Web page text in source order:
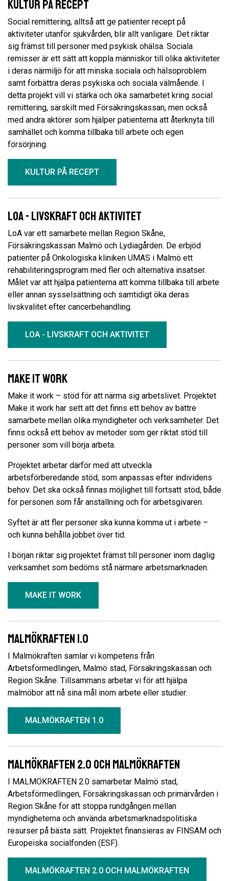
Kultur på recept
Social remittering, alltså att ge patienter recept på
aktiviteter utanför sjukvården, blir allt vanligare. Det riktar
sig främst till personer med psykisk ohälsa. Sociala
remisser är ett sätt att koppla människor till olika aktiviteter
i deras närmiljö för att minska sociala och hälsoproblem
samt förbättra deras psykiska och sociala välmående. I
detta projekt vill vi stärka och öka samarbetet kring social
remittering, särskilt med Försäkringskassan, men också
med andra aktörer som hjälper patienterna att återknyta till
samhället och komma tillbaka till arbete och egen
försörjning.
KULTUR PÅ RECEPT
LoA - Livskraft och aktivitet
LoA var ett samarbete mellan Region Skåne,
Försäkringskassan Malmö och Lydiagården. De erbjöd
patienter på Onkologiska kliniken UMAS i Malmö ett
rehabiliteringsprogram med fler och alternativa insatser.
Målet var att hjälpa patienterna att komma tillbaka till arbete
eller annan sysselsättning och samtidigt öka deras
livskvalitet efter cancerbehandling.
LOA - LIVSKRAFT OCH AKTIVITET
Make it work
Make it work – stöd för att närma sig arbetslivet. Projektet
Make it work har sett att det finns ett behov av bättre
samarbete mellan olika myndigheter och verksamheter. Det
finns också ett behov av metoder som ger riktat stöd till
personer som vill börja arbeta.
Projektet arbetar därför med att utveckla
arbetsförberedande stöd, som anpassas efter individens
behov. Det ska också finnas möjlighet till fortsatt stöd, både
för personen som får anställning och för arbetsgivaren.
Syftet är att fler personer ska kunna komma ut i arbete –
och kunna behålla jobbet över tid.
I början riktar sig projektet främst till personer inom daglig
verksamhet som bedöms stå närmare arbetsmarknaden.
MAKE IT WORK
Malmökraften 1.0
I Malmökraften samlar vi kompetens från
Arbetsförmedlingen, Malmö stad, Försäkringskassan och
Region Skåne. Tillsammans arbetar vi för att hjälpa
malmöbor att nå sina mål inom arbete eller studier.
MALMÖKRAFTEN 1.0
Malmökraften 2.0 och Malmökraften
I MALMÖKRAFTEN 2.0 samarbetar Malmö stad,
Arbetsförmedlingen, Försäkringskassan och primärvården i
Region Skåne för att stoppa rundgången mellan
myndigheterna och använda arbetsmarknadspolitiska
resurser på bästa sätt. Projektet finansieras av FINSAM och
Europeiska socialfonden (ESF).
MALMÖKRAFTEN 2.0 OCH MALMÖKRAFTEN